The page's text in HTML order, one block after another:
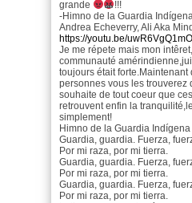
grande
!!!
-Himno de la Guardia
Andrea Echeverry, Ali Aka
https://youtu.be/
Je me répete mais mon
communauté
toujours était forte.Maintenant
personnes vous les trouverez
souhaite de tout coeur que
retrouvent enfin la
simplement!
Himno de la Guardia Indígena
Guardia, guardia. Fuerza,
Por mi raza, por mi tierra.
Guardia, guardia. Fuerza,
Por mi raza, por mi tierra.
Guardia, guardia. Fuerza,
Por mi raza, por mi tierra.